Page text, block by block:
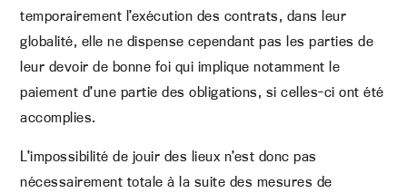
temporairement l’exécution des contrats, dans leur
globalité, elle ne dispense cependant pas les parties de
leur devoir de bonne foi qui implique notamment le
paiement d’une partie des obligations, si celles-ci ont été
accomplies.
L’impossibilité de jouir des lieux n’est donc pas
nécessairement totale à la suite des mesures de